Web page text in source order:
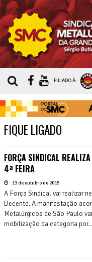
FILIADO À:
FIQUE LIGADO
FORÇA SINDICAL
4ª FEIRA
13 de outubro de 2015
A Força Sindical vai realizar
Decente. A manifestação
Metalúrgicos de São Paulo
mobilização da categoria por...